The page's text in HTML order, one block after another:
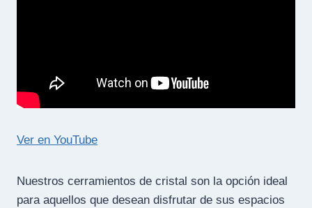
Ver en YouTube
Nuestros cerramientos de cristal son la opción ideal
para aquellos que desean disfrutar de sus espacios